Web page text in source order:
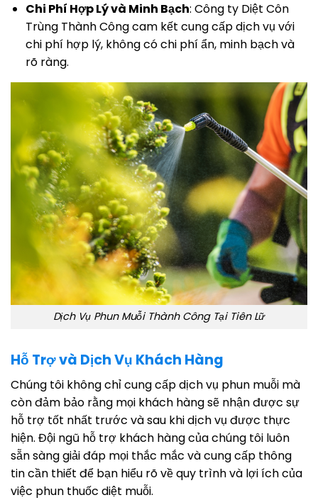
Chi Phí Hợp Lý và Minh Bạch: Công ty Diệt Côn
Trùng Thành Công cam kết cung cấp dịch vụ với
chi phí hợp lý, không có chi phí ẩn, minh bạch và
rõ ràng.
Dịch Vụ Phun Muỗi Thành Công Tại Tiên Lữ
Hỗ Trợ và Dịch Vụ Khách Hàng
Chúng tôi không chỉ cung cấp dịch vụ phun muỗi mà
còn đảm bảo rằng mọi khách hàng sẽ nhận được sự
hỗ trợ tốt nhất trước và sau khi dịch vụ được thực
hiện. Đội ngũ hỗ trợ khách hàng của chúng tôi luôn
sẵn sàng giải đáp mọi thắc mắc và cung cấp thông
tin cần thiết để bạn hiểu rõ về quy trình và lợi ích của
việc phun thuốc diệt muỗi.